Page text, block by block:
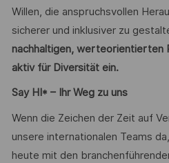
Willen, die anspruchsvollen
sicherer und inklusiver zu
nachhaltigen, werteorientierten
aktiv für Diversität ein.
Say HI* – Ihr Weg zu uns
Wenn die Zeichen der Zeit auf
unsere internationalen Teams
heute mit den